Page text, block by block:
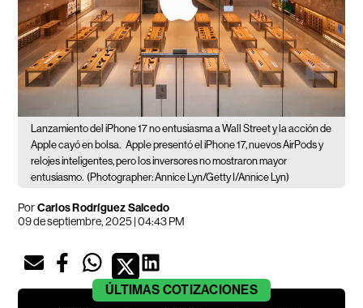
Lanzamiento del iPhone 17 no entusiasma a Wall Street y la acción de
Apple cayó en bolsa. Apple presentó el iPhone 17, nuevos AirPods y
relojes inteligentes, pero los inversores no mostraron mayor
entusiasmo. (Photographer: Annice Lyn/Getty I/Annice Lyn)
PorCarlos Rodríguez Salcedo
09 de septiembre, 2025 | 04:43 PM
ÚLTIMAS COTIZACIONES